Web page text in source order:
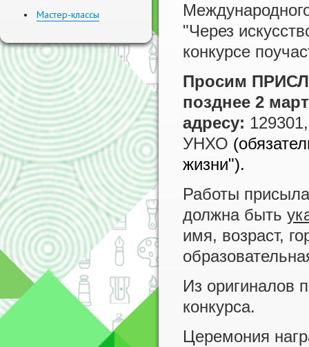
Мастер-классы
"Через
конкурсе
Просим
позднее 2
адресу:
УНХО
жизни").
Работы
должна быть
имя, возраст,
Из оригиналов
конкурса.
Церемония